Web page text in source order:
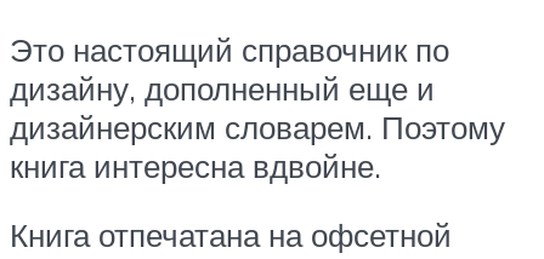
Это настоящий справочник по
дизайну, дополненный еще и
дизайнерским словарем. Поэтому
книга интересна вдвойне.
Книга отпечатана на офсетной